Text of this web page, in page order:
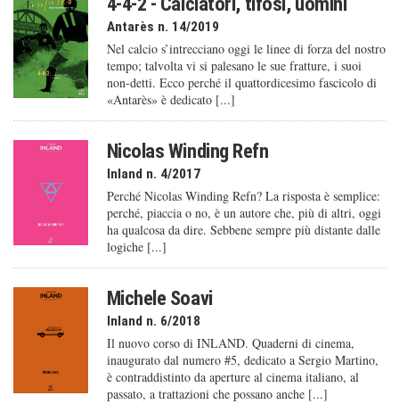
Antarès n. 14/2019
Nel calcio s’intrecciano oggi le linee di forza del nostro
tempo; talvolta vi si palesano le sue fratture, i suoi
non-detti. Ecco perché il quattordicesimo fascicolo di
«Antarès» è dedicato [...]
Nicolas Winding Refn
Inland n. 4/2017
Perché Nicolas Winding Refn? La risposta è semplice:
perché, piaccia o no, è un autore che, più di altri, oggi
ha qualcosa da dire. Sebbene sempre più distante dalle
logiche [...]
Michele Soavi
Inland n. 6/2018
Il nuovo corso di INLAND. Quaderni di cinema,
inaugurato dal numero #5, dedicato a Sergio Martino,
è contraddistinto da aperture al cinema italiano, al
passato, a trattazioni che possano anche [...]